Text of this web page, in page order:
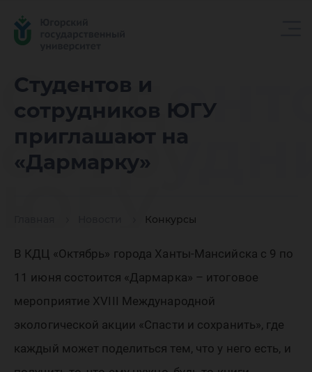
Студентов и
сотрудников ЮГУ
приглашают на
«Дармарку»
Конкурсы
ЮГУ
на
В КДЦ «Октябрь» города Ханты-Мансийска с 9 по
11 июня состоится «Дармарка» – итоговое
мероприятие XVIII Международной
экологической акции «Спасти и сохранить», где
каждый может поделиться тем, что у него есть, и